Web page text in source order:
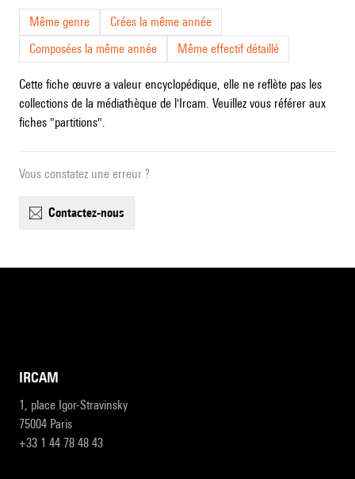
Même genre
Crées la même année
Composées la même année
Même effectif détaillé
Cette fiche œuvre a valeur encyclopédique, elle ne reflète pas les
collections de la médiathèque de l'Ircam. Veuillez vous référer aux
fiches "partitions".
Vous constatez une erreur ?
contactez-nous
IRCAM
1, place Igor-Stravinsky
75004 Paris
+33 1 44 78 48 43